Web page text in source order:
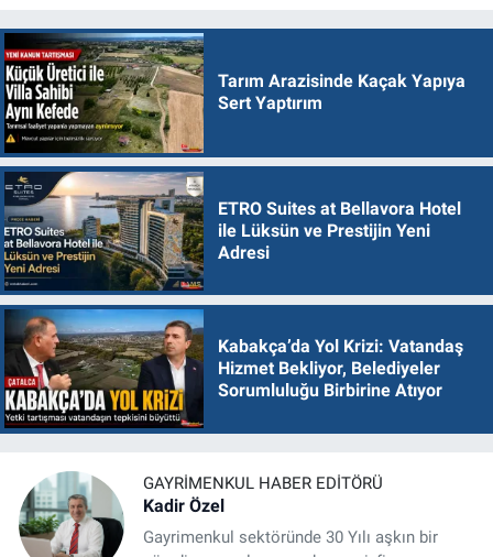
Tarım Arazisinde Kaçak Yapıya
Sert Yaptırım
ETRO Suites at Bellavora Hotel
ile Lüksün ve Prestijin Yeni
Adresi
Kabakça’da Yol Krizi: Vatandaş
Hizmet Bekliyor, Belediyeler
Sorumluluğu Birbirine Atıyor
GAYRIMENKUL HABER EDITÖRÜ
Kadir Özel
Gayrimenkul sektöründe 30 Yılı aşkın bir